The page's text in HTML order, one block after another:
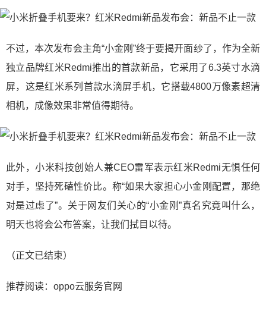
不过，本次发布会主角“小金刚”终于要揭开面纱了，作为全新
独立品牌红米Redmi推出的首款新品，它采用了6.3英寸水滴
屏，这是红米系列首款水滴屏手机，它搭载4800万像素超清
相机，成像效果非常值得期待。
此外，小米科技创始人兼CEO雷军表示红米Redmi无惧任何
对手，坚持死磕性价比。称“如果大家担心小金刚配置，那绝
对是过虑了”。关于网友们关心的“小金刚”真名究竟叫什么，
明天也将会公布答案，让我们拭目以待。
（正文已结束）
推荐阅读： oppo云服务官网